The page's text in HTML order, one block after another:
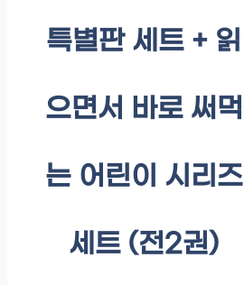
특별판 세트 + 읽
으면서 바로 써먹
는 어린이 시리즈
세트 (전2권)